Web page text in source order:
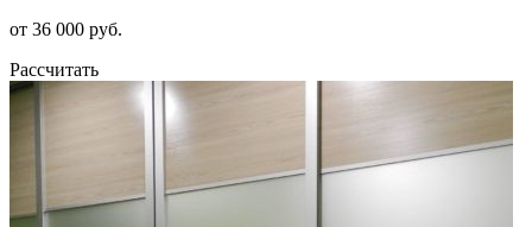
от 36 000 руб.
Рассчитать